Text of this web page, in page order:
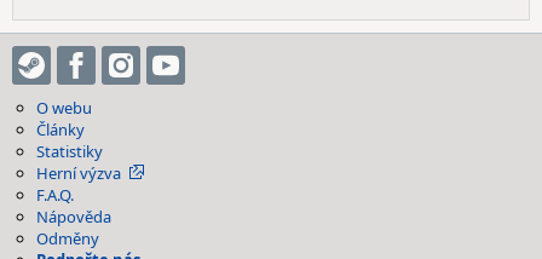
O webu
Články
Statistiky
Herní výzva
F.A.Q.
Nápověda
Odměny